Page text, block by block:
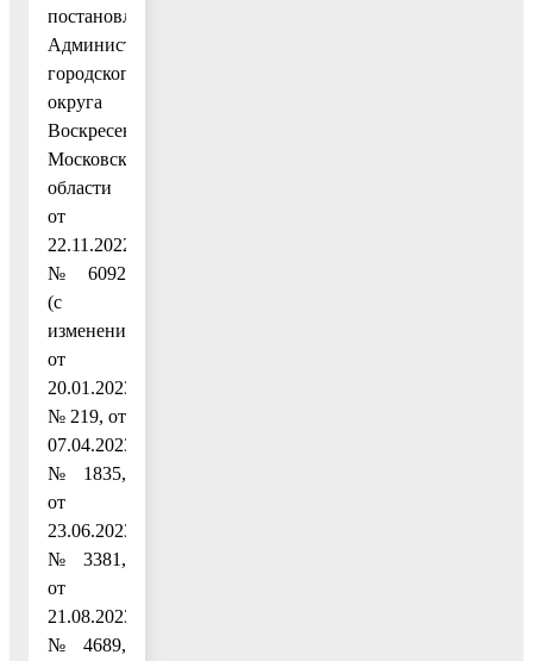
постановлением
Администрации
городского
округа
Воскресенск
Московской
области
от
22.11.2022
№ 6092
(с
изменениями
от
20.01.2023
№ 219, от
07.04.2023
№ 1835,
от
23.06.2023
№ 3381,
от
21.08.2023
№ 4689,